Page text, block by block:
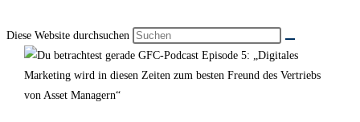
Diese Website durchsuchen